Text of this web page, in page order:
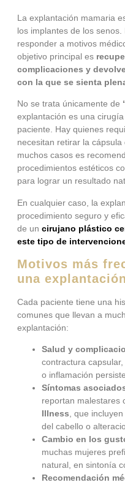
La explantación mamaria
los implantes de los
responder a motivos
objetivo principal es
complicaciones y
con la que se sienta
No se trata únicamente de
explantación es una
paciente. Hay quienes
necesitan retirar la
muchos casos es
procedimientos estéticos
para lograr un resultado
En cualquier caso, la
procedimiento seguro y
de un cirujano plástico
este tipo de
Motivos más
una
Cada paciente tiene una
comunes que llevan a
explantación:
Salud y
contractura
o inflamación
Síntomas
reportan malestares
Illness, que
del cabello o
Cambio en los
muchas mujeres
natural, en sintonía
Recomendación